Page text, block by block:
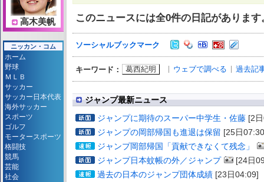
このニュースには全0件の日記があります
ソーシャルブックマーク
キーワード： 葛西紀明 ウェブで調べる 過去記
ジャンプ最新ニュース
ジャンプに期待のスーパー中学生・佐藤 [2
ジャンプの岡部帰国も進退は保留 [25日
ジャンプ岡部帰国「貢献できなくて残念」
ジャンプ日本蚊帳の外／ジャンプ
[24日
過去の日本のジャンプ団体成績 [23日04:09]
高木美帆
ニッカン・コム
ホーム
野球
ＭＬＢ
サッカー
サッカー日本代表
海外サッカー
スポーツ
ゴルフ
モータースポーツ
格闘技
競馬
芸能
社会